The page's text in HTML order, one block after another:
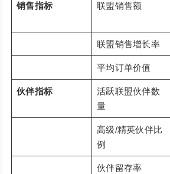
销售指标 联盟销售额
联盟销售增长率
平均订单价值
伙伴指标
活跃联盟伙伴数
量
高级/精英伙伴比
例
伙伴留存率